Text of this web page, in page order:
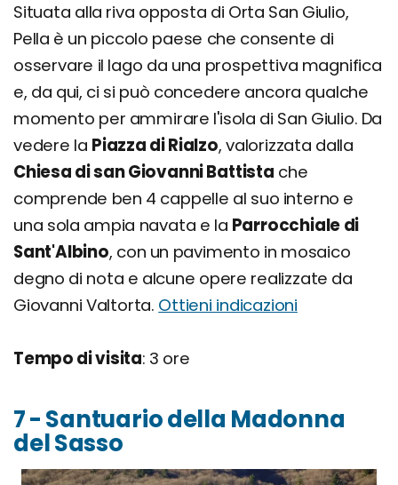
Situata alla riva opposta di Orta San Giulio,
Pella è un piccolo paese che consente di
osservare il lago da una prospettiva magnifica
e, da qui, ci si può concedere ancora qualche
momento per ammirare l'isola di San Giulio. Da
vedere la Piazza di Rialzo, valorizzata dalla
Chiesa di san Giovanni Battista che
comprende ben 4 cappelle al suo interno e
una sola ampia navata e la Parrocchiale di
Sant'Albino, con un pavimento in mosaico
degno di nota e alcune opere realizzate da
Giovanni Valtorta. Ottieni indicazioni
Tempo di visita: 3 ore
7 - Santuario della Madonna
del Sasso